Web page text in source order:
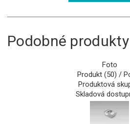
Podobné produkty
Foto
Produkt (50) /
Produktová
Skladová